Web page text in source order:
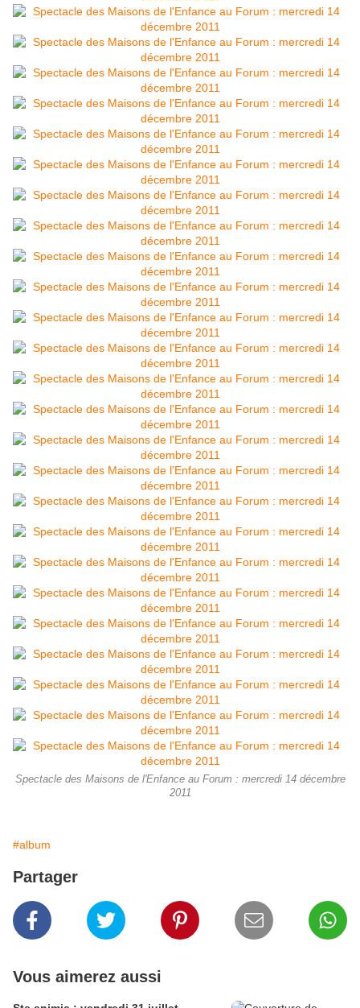
Spectacle des Maisons de l'Enfance au Forum : mercredi 14 décembre
2011
#album
Partager
Vous aimerez aussi